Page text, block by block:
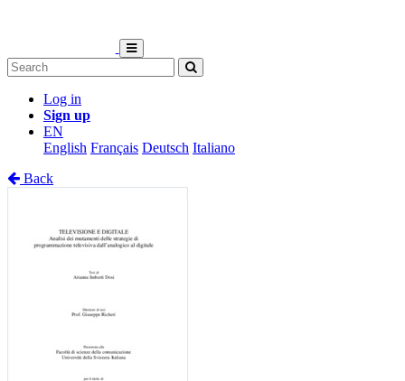
Log in
Sign up
EN
English Français Deutsch Italiano
Back